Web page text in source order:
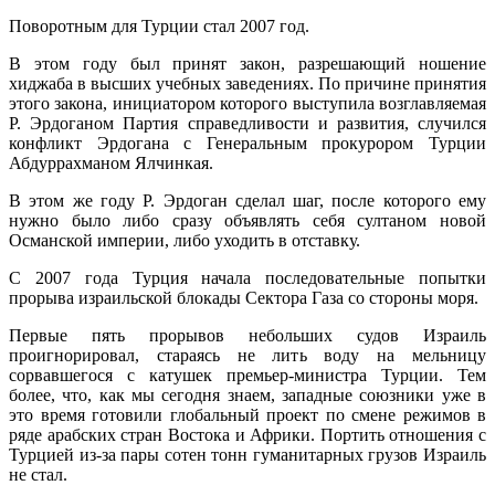
Поворотным для Турции стал 2007 год.
В этом году был принят закон, разрешающий ношение
хиджаба в высших учебных заведениях. По причине принятия
этого закона, инициатором которого выступила возглавляемая
Р. Эрдоганом Партия справедливости и развития, случился
конфликт Эрдогана с Генеральным прокурором Турции
Абдуррахманом Ялчинкая.
В этом же году Р. Эрдоган сделал шаг, после которого ему
нужно было либо сразу объявлять себя султаном новой
Османской империи, либо уходить в отставку.
С 2007 года Турция начала последовательные попытки
прорыва израильской блокады Сектора Газа со стороны моря.
Первые пять прорывов небольших судов Израиль
проигнорировал, стараясь не лить воду на мельницу
сорвавшегося с катушек премьер-министра Турции. Тем
более, что, как мы сегодня знаем, западные союзники уже в
это время готовили глобальный проект по смене режимов в
ряде арабских стран Востока и Африки. Портить отношения с
Турцией из-за пары сотен тонн гуманитарных грузов Израиль
не стал.